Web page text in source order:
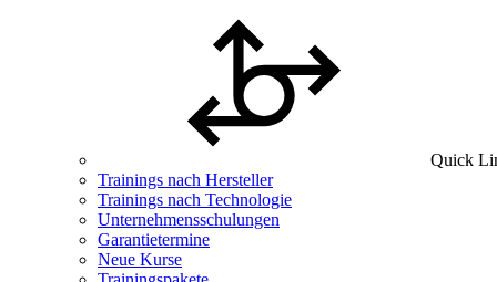
Quick
Trainings nach Hersteller
Trainings nach Technologie
Unternehmensschulungen
Garantietermine
Neue Kurse